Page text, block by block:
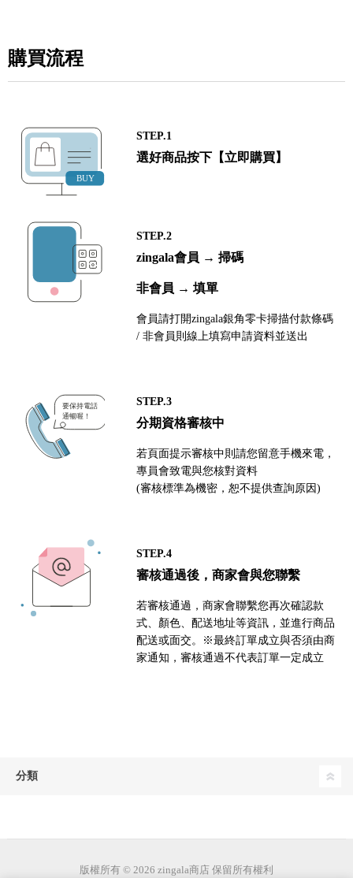
購買流程
STEP.1
選好商品按下【立即購買】
STEP.2
zingala會員 → 掃碼
非會員 → 填單
會員請打開zingala銀角零卡掃描付款條碼
/ 非會員則線上填寫申請資料並送出
STEP.3
分期資格審核中
若頁面提示審核中則請您留意手機來電，
專員會致電與您核對資料
(審核標準為機密，恕不提供查詢原因)
STEP.4
審核通過後，商家會與您聯繫
若審核通過，商家會聯繫您再次確認款
式、顏色、配送地址等資訊，並進行商品
配送或面交。※最終訂單成立與否須由商
家通知，審核通過不代表訂單一定成立
分類
版權所有 © 2026 zingala商店 保留所有權利